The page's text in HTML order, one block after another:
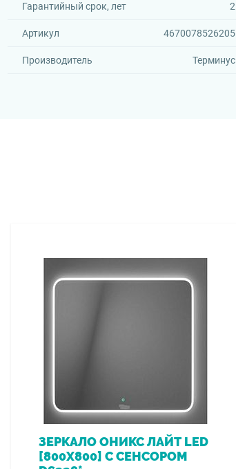
Гарантийный срок, лет 2
Артикул 4670078526205
Производитель Терминус
ЗЕРКАЛО ОНИКС ЛАЙТ LED
[800Х800] С СЕНСОРОМ